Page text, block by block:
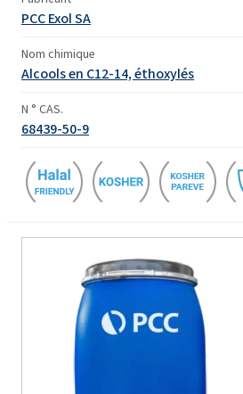
PCC Exol SA
Nom chimique
Alcools en C12-14, éthoxylés
N ° CAS.
68439-50-9